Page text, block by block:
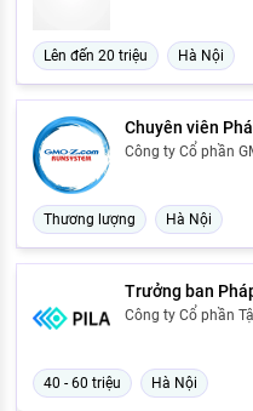
Lên đến 20 triệu Hà Nội
Chuyên viên
Công ty Cổ phần
Thương lượng Hà Nội
Trưởng ban
Công ty Cổ phần
40 - 60 triệu Hà Nội